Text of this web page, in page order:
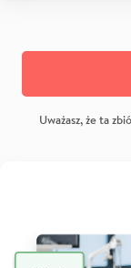
Uważasz, że ta